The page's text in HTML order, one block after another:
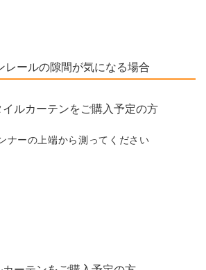
レールの隙間が気になる場合
ルカーテンをご購入予定の方
ナーの上端から測ってください